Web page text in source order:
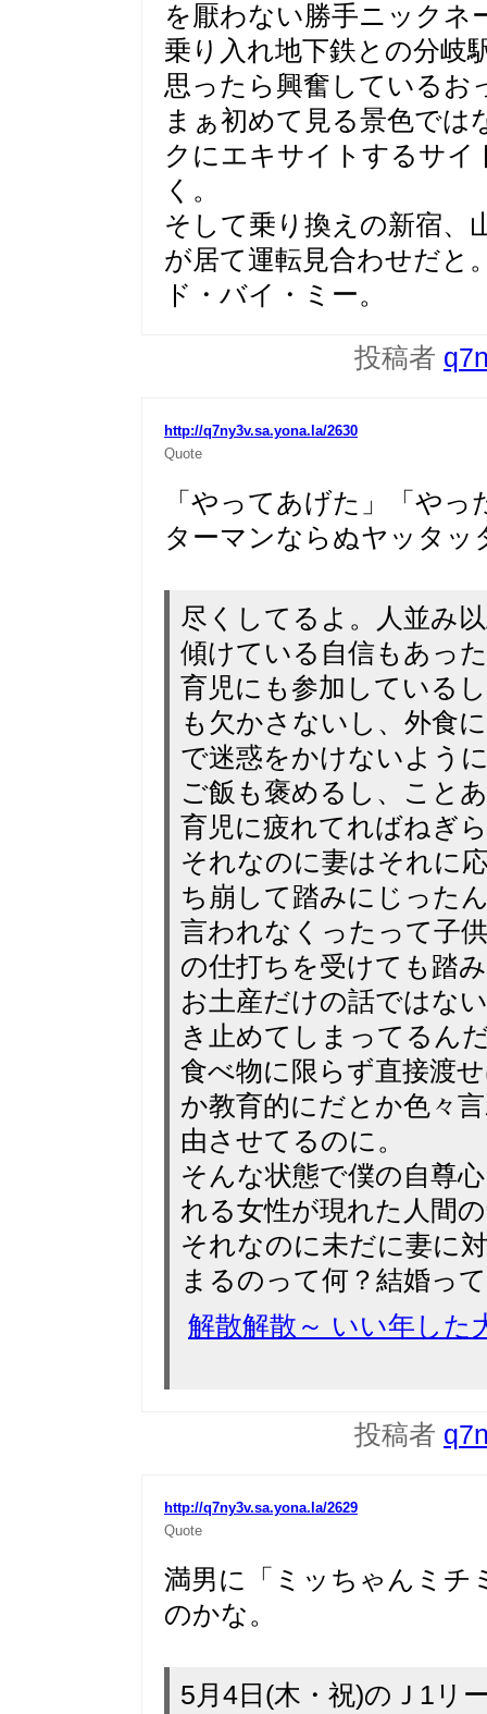
を厭わない勝手ニックネ
乗り入れ地下鉄との分岐
思ったら興奮しているお
まぁ初めて見る景色で
クにエキサイトするサイ
く。
そして乗り換えの新宿、
が居て運転見合わせだと
ド・バイ・ミー。
投稿者
http://q7ny3v.sa.yona.la/2630
Quote
「やってあげた」「や
ターマンならぬヤッタッ
尽くしてるよ。人並み
傾けている自信もあっ
育児にも参加している
も欠かさないし、外食
で迷惑をかけないよう
ご飯も褒めるし、こと
育児に疲れてればねぎ
それなのに妻はそれに
ち崩して踏みにじった
言われなくったって子
の仕打ちを受けても踏
お土産だけの話ではな
き止めてしまってるん
食べ物に限らず直接渡
か教育的にだとか色々
由させてるのに。
そんな状態で僕の自尊
れる女性が現れた人間
それなのに未だに妻に
まるのって何？結婚っ
解散解散～ いい年した
投稿者
http://q7ny3v.sa.yona.la/2629
Quote
満男に「ミッちゃんミチ
のかな。
5月4日(木・祝)のＪ1リ